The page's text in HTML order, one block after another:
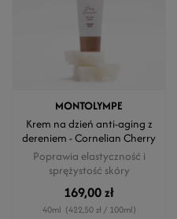
MONTOLYMPE
Krem na dzień anti-aging z
dereniem - Cornelian Cherry
Poprawia elastyczność i
sprężystość skóry
169,00 zł
40ml (422,50 zł / 100ml)